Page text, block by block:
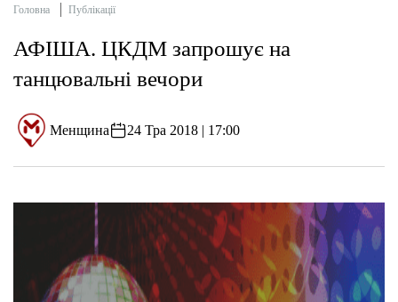
Головна Публікації
АФІША. ЦКДМ запрошує на
танцювальні вечори
Менщина 24 Тра 2018 | 17:00